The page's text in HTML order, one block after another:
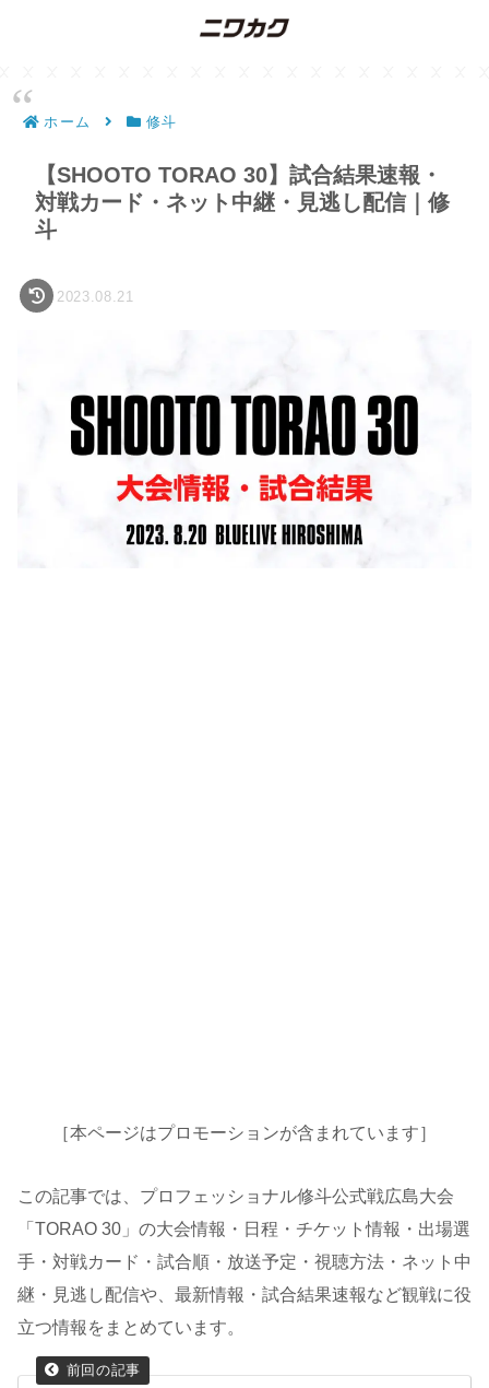
ホーム 修斗
【SHOOTO TORAO 30】試合結果速報・
対戦カード・ネット中継・見逃し配信｜修
斗
2023.08.21
［本ページはプロモーションが含まれています］
この記事では、プロフェッショナル修斗公式戦広島大会
「TORAO 30」の大会情報・日程・チケット情報・出場選
手・対戦カード・試合順・放送予定・視聴方法・ネット中
継・見逃し配信や、最新情報・試合結果速報など観戦に役
立つ情報をまとめています。